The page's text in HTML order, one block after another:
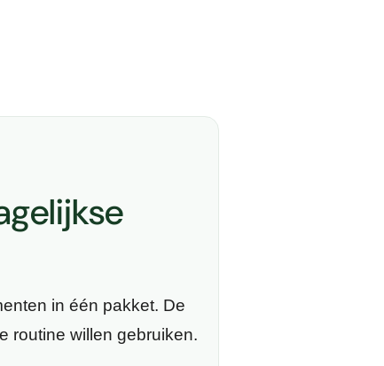
in één pakket. De
routine willen gebruiken.